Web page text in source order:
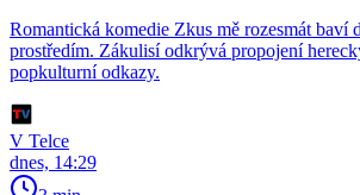
Romantická komedie Zkus mě rozesmát baví
prostředím. Zákulisí odkrývá propojení
popkulturní odkazy.
V Telce
dnes, 14:29